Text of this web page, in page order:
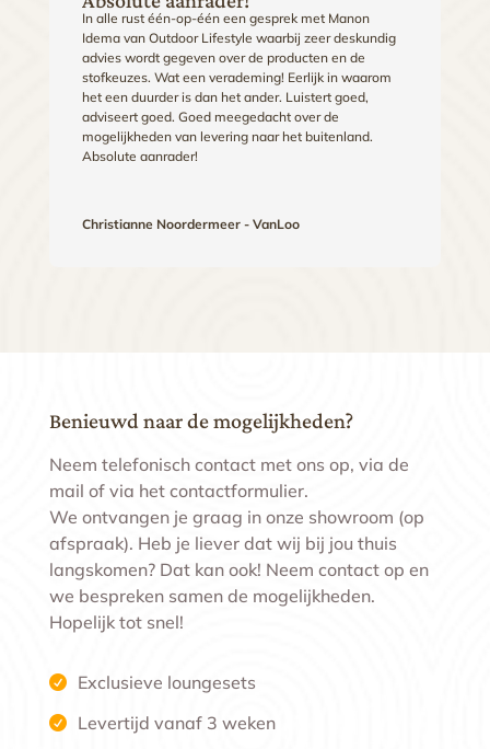
In alle rust één-op-één een gesprek met Manon
Idema van Outdoor Lifestyle waarbij zeer deskundig
advies wordt gegeven over de producten en de
stofkeuzes. Wat een verademing! Eerlijk in waarom
het een duurder is dan het ander. Luistert goed,
adviseert goed. Goed meegedacht over de
mogelijkheden van levering naar het buitenland.
Absolute aanrader!
Christianne Noordermeer - VanLoo
Benieuwd naar de mogelijkheden?
Neem telefonisch contact met ons op, via de
mail of via het contactformulier.
We ontvangen je graag in onze showroom (op
afspraak). Heb je liever dat wij bij jou thuis
langskomen? Dat kan ook! Neem contact op en
we bespreken samen de mogelijkheden.
Hopelijk tot snel!
Exclusieve loungesets
Levertijd vanaf 3 weken